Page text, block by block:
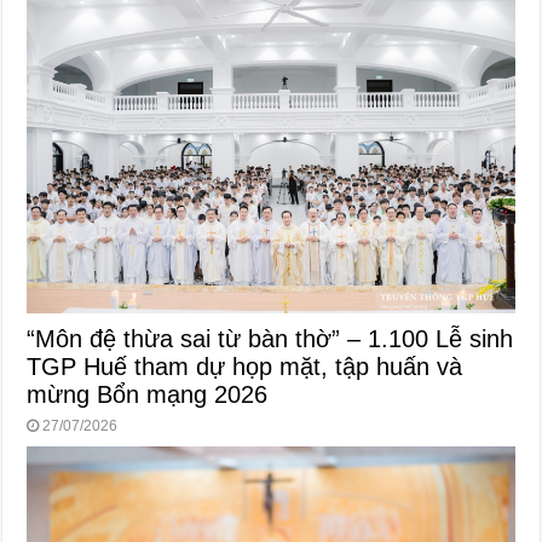
“Môn đệ thừa sai từ bàn thờ” – 1.100 Lễ sinh
TGP Huế tham dự họp mặt, tập huấn và
mừng Bổn mạng 2026
27/07/2026